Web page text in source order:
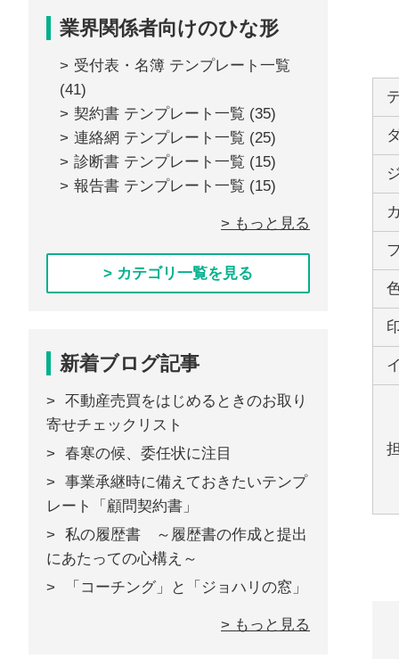
業界関係者向けのひな形
受付表・名簿 テンプレート一覧
(41)
契約書 テンプレート一覧 (35)
連絡網 テンプレート一覧 (25)
診断書 テンプレート一覧 (15)
報告書 テンプレート一覧 (15)
> もっと見る
> カテゴリ一覧を見る
新着ブログ記事
不動産売買をはじめるときのお取り
寄せチェックリスト
春寒の候、委任状に注目
事業承継時に備えておきたいテンプ
レート「顧問契約書」
私の履歴書 ～履歴書の作成と提出
にあたっての心構え～
「コーチング」と「ジョハリの窓」
> もっと見る